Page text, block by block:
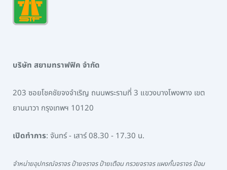
บริษัท สยามทราฟฟิค จำกัด
203 ซอยโชคชัยจงจำเริญ ถนนพระรามที่ 3 แขวงบางโพงพาง เขต
ยานนาวา กรุงเทพฯ 10120
เปิดทำการ: จันทร์ - เสาร์ 08.30 - 17.30 น.
จำหน่ายอุปกรณ์จราจร ป้ายจราจร ป้ายเตือน กรวยจราจร แผงกั้นจราจร ป้อม